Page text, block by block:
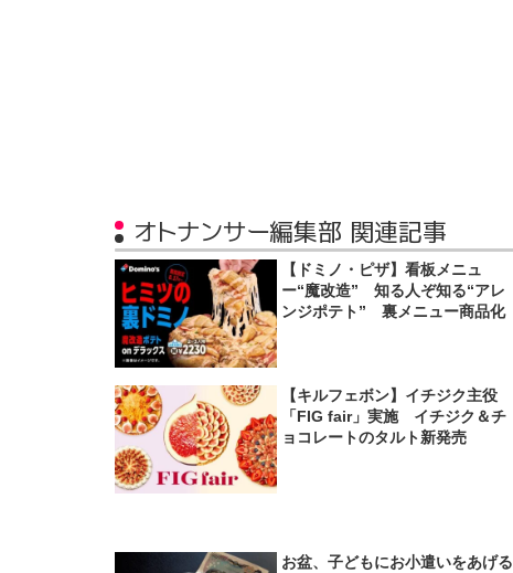
オトナンサー編集部 関連記事
【ドミノ・ピザ】看板メニュ
ー“魔改造” 知る人ぞ知る“アレ
ンジポテト” 裏メニュー商品化
【キルフェボン】イチジク主役
「FIG fair」実施 イチジク＆チ
ョコレートのタルト新発売
お盆、子どもにお小遣いをあげる